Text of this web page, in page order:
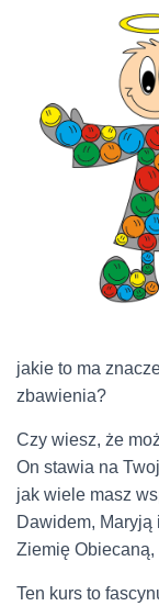
jakie to ma
zbawienia?
Czy wiesz, że
On stawia na
jak wiele masz
Dawidem, Maryją
Ziemię
Ten kurs to